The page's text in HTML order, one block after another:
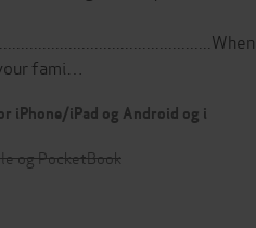
fami…
iPhone/iPad og Android og i
og PocketBook